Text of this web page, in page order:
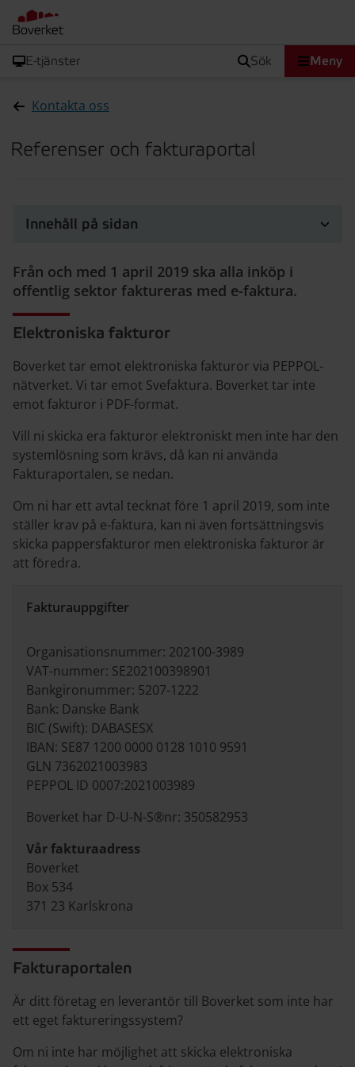
E-tjänster sök Meny
Kontakta oss
Referenser och fakturaportal
Innehåll på sidan
Från och med 1 april 2019 ska alla inköp i
offentlig sektor faktureras med e-faktura.
Elektroniska fakturor
Boverket tar emot elektroniska fakturor via PEPPOL-
nätverket. Vi tar emot Svefaktura. Boverket tar inte
emot fakturor i PDF-format.
Vill ni skicka era fakturor elektroniskt men inte har den
systemlösning som krävs, då kan ni använda
Fakturaportalen, se nedan.
Om ni har ett avtal tecknat före 1 april 2019, som inte
ställer krav på e-faktura, kan ni även fortsättningsvis
skicka pappersfakturor men elektroniska fakturor är
att föredra.
Fakturauppgifter
Organisationsnummer: 202100-3989
VAT-nummer: SE202100398901
Bankgironummer: 5207-1222
Bank: Danske Bank
BIC (Swift): DABASESX
IBAN: SE87 1200 0000 0128 1010 9591
GLN 7362021003983
PEPPOL ID 0007:2021003989
Boverket har D-U-N-S®nr: 350582953
Vår fakturaadress
Boverket
Box 534
371 23 Karlskrona
Fakturaportalen
Är ditt företag en leverantör till Boverket som inte har
ett eget faktureringssystem?
Om ni inte har möjlighet att skicka elektroniska